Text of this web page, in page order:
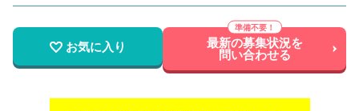
お気に入り 最新の募集状況を
問い合わせる